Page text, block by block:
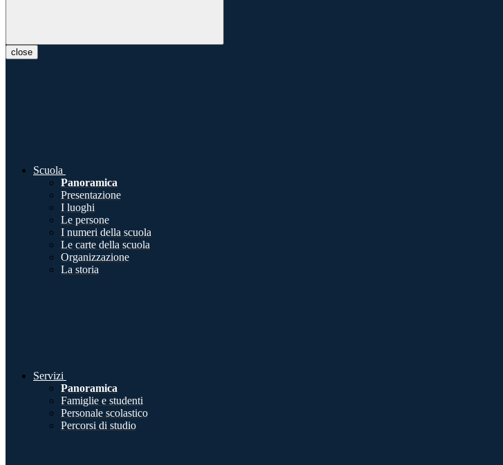
close
Scuola
Panoramica
Presentazione
I luoghi
Le persone
I numeri della scuola
Le carte della scuola
Organizzazione
La storia
Servizi
Panoramica
Famiglie e studenti
Personale scolastico
Percorsi di studio